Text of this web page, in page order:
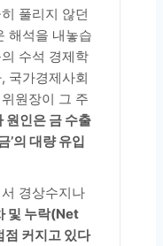
풀리지 않던
해석을 내놓습
수석 경제학
국가경제사회
원장이 그 주
원인은 금 수출
’의 대량 유입
경상수지나
및 누락(Net
커지고 있다